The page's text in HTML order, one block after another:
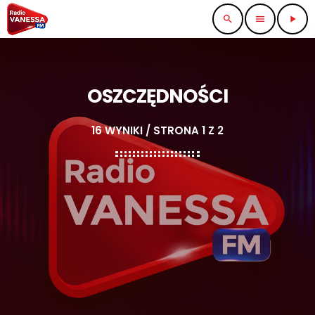
search menu play_arrow
OSZCZĘDNOŚCI
16 WYNIKI / STRONA 1 Z 2